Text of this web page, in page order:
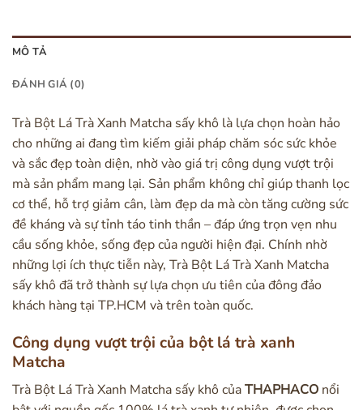
MÔ TẢ
ĐÁNH GIÁ (0)
Trà Bột Lá Trà Xanh Matcha sấy khô là lựa chọn hoàn hảo
cho những ai đang tìm kiếm giải pháp chăm sóc sức khỏe
và sắc đẹp toàn diện, nhờ vào giá trị công dụng vượt trội
mà sản phẩm mang lại. Sản phẩm không chỉ giúp thanh lọc
cơ thể, hỗ trợ giảm cân, làm đẹp da mà còn tăng cường sức
đề kháng và sự tỉnh táo tinh thần – đáp ứng trọn vẹn nhu
cầu sống khỏe, sống đẹp của người hiện đại. Chính nhờ
những lợi ích thực tiễn này, Trà Bột Lá Trà Xanh Matcha
sấy khô đã trở thành sự lựa chọn ưu tiên của đông đảo
khách hàng tại TP.HCM và trên toàn quốc.
Công dụng vượt trội của bột lá trà xanh
Matcha
Trà Bột Lá Trà Xanh Matcha sấy khô củaTHAPHACO nổi